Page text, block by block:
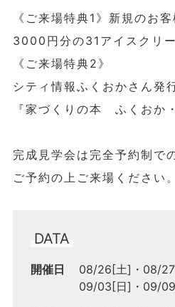
《ご来場特典1》新規のお客
3000円分の31アイスクリ
《ご来場特典2》
シティ情報ふくおかさん発
『家づくりの本 ふくおか
完成見学会は完全予約制で
ご予約の上ご来場ください。
DATA
開催日 08/26[土] 08/
09/03[日]
09/